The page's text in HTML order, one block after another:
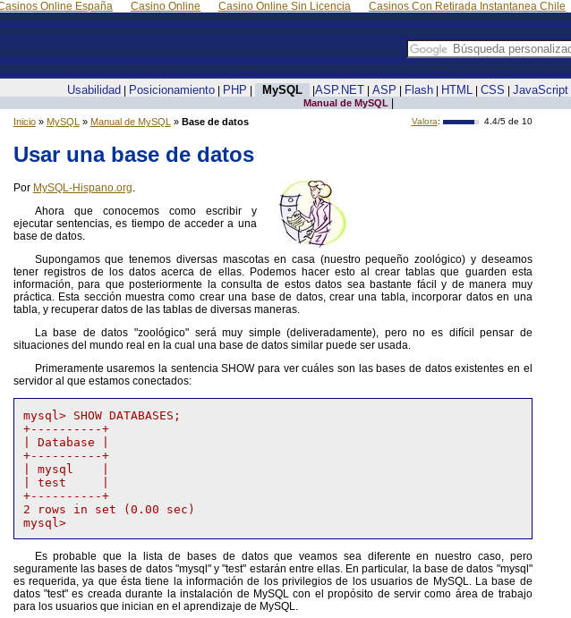
Online España Casino Online Casino Online Sin Licencia Casinos Con Retirada Instantanea Chile
Usabilidad Posicionamiento| PHP MySQL ASP.NET ASP Flash| HTML| CSS JavaScript|
Manual de MySQL
Valora: 4.4/5 de 10
Inicio» MySQL » Manual de MySQL » Base de datos
Usar una base de datos
Por MySQL-Hispano.org.
Ahora que conocemos como escribir y
ejecutar sentencias, es tiempo de acceder a una
base de datos.
Supongamos que tenemos diversas mascotas en casa (nuestro pequeño zoológico) y deseamos
tener registros de los datos acerca de ellas. Podemos hacer esto al crear tablas que guarden esta
información, para que posteriormente la consulta de estos datos sea bastante fácil y de manera muy
práctica. Esta sección muestra como crear una base de datos, crear una tabla, incorporar datos en una
tabla, y recuperar datos de las tablas de diversas maneras.
La base de datos "zoológico" será muy simple (deliveradamente), pero no es difícil pensar de
situaciones del mundo real en la cual una base de datos similar puede ser usada.
Primeramente usaremos la sentencia SHOW para ver cuáles son las bases de datos existentes en el
servidor al que estamos conectados:
mysql> SHOW DATABASES;
+----------+
| Database |
+----------+
| mysql    |
| test     |
+----------+
2 rows in set (0.00 sec)
Es probable que la lista de bases de datos que veamos sea diferente en nuestro caso, pero
seguramente las bases de datos "mysql" y "test" estarán entre ellas. En particular, la base de datos "mysql"
es requerida, ya que ésta tiene la información de los privilegios de los usuarios de MySQL. La base de
datos "test" es creada durante la instalación de MySQL con el propósito de servir como área de trabajo
para los usuarios que inician en el aprendizaje de MySQL.